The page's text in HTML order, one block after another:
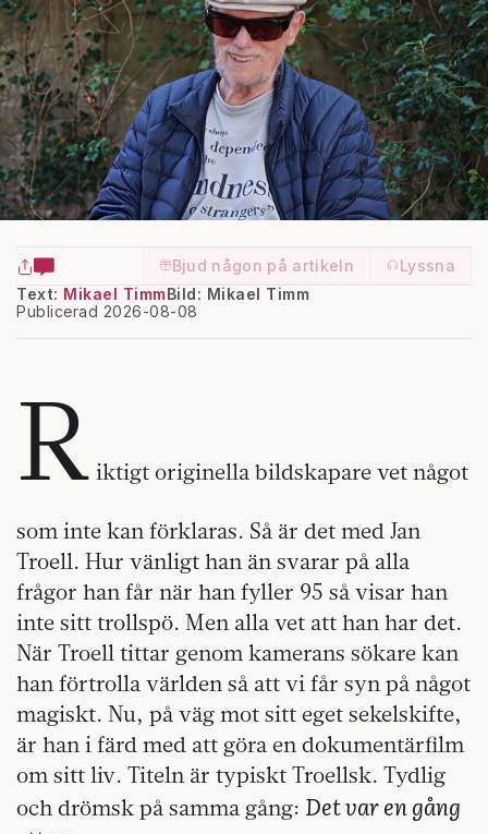
Bjud någon på artikeln
Lyssna
Text: Mikael Timm
Publicerad 2026-08-08
Bild: Mikael Timm
R iktigt originella bildskapare vet något
som inte kan förklaras. Så är det med Jan
Troell. Hur vänligt han än svarar på alla
frågor han får när han fyller 95 så visar han
inte sitt trollspö. Men alla vet att han har det.
När Troell tittar genom kamerans sökare kan
han förtrolla världen så att vi får syn på något
magiskt. Nu, på väg mot sitt eget sekelskifte,
är han i färd med att göra en dokumentärfilm
om sitt liv. Titeln är typiskt Troellsk. Tydlig
och drömsk på samma gång: Det var en gång